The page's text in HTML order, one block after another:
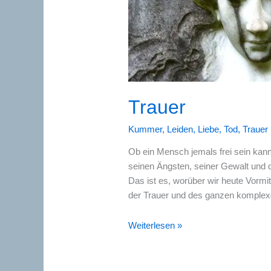
Trauer
Kummer, Leiden, Liebe,Tod,Trauer
Ob ein Mensch jemals frei sein
seinen Ängsten, seiner Gewalt und
Das ist es, worüber wir heute
der Trauer und des ganzen
Trauer
Weiterlesen »